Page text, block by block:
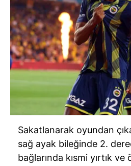
Sakatlanarak oyundan
sağ ayak bileğinde 2.
bağlarında kısmi yırtık